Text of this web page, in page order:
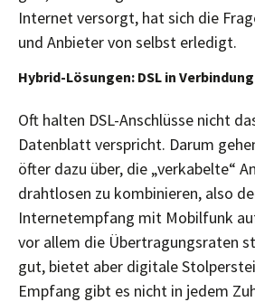
Internet versorgt, hat sich die
und Anbieter von selbst erledigt.
Hybrid-Lösungen: DSL in
Oft halten DSL-Anschlüsse nicht
Datenblatt verspricht. Darum
öfter dazu über, die „verkabelte“
drahtlosen zu kombinieren, also
Internetempfang mit Mobilfunk
vor allem die Übertragungsraten
gut, bietet aber digitale
Empfang gibt es nicht in jedem